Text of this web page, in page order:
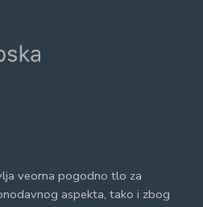
veoma pogodno tlo za
aspekta, tako i zbog